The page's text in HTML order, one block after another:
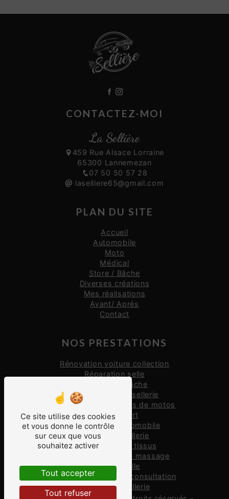
CONTACTEZ-MOI
La Sellière
459 Rue Alsace Lorraine
65300 Lannemezan
07 50 50 57 28
laselliere65@gmail.com
PLAN DU SITE
Accueil
Automobile
Moto
Médical
Store / Bâche
Diverses créations
Mes réalisations
Avant/ Aprés
Contact
NOS PRESTATIONS
Rénovation voiture collection
Réparation selle
Réparation bâche
Restauration de sellerie
Restauration de selles de motos
Selle confort
Restauration automobile
Réparation sellerie
Restauration de tissus
Réparation table de massage
Création selle
Rénovation table de consultation
Rénovation sellerie
Ce site utilise des cookies
et vous donne le contrôle
sur ceux que vous
souhaitez activer
Tout accepter
Tout refuser